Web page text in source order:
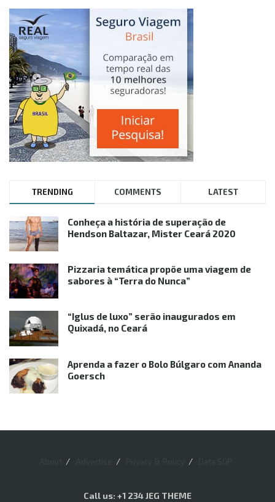
TRENDING COMMENTS LATEST
Conheça a história de superação de
Hendson Baltazar, Mister Ceará 2020
Pizzaria temática propõe uma viagem de
sabores à “Terra do Nunca”
“Iglus de luxo” serão inaugurados em
Quixadá, no Ceará
Aprenda a fazer o Bolo Búlgaro com Ananda
Goersch
Call us: +1 234 JEG THEME